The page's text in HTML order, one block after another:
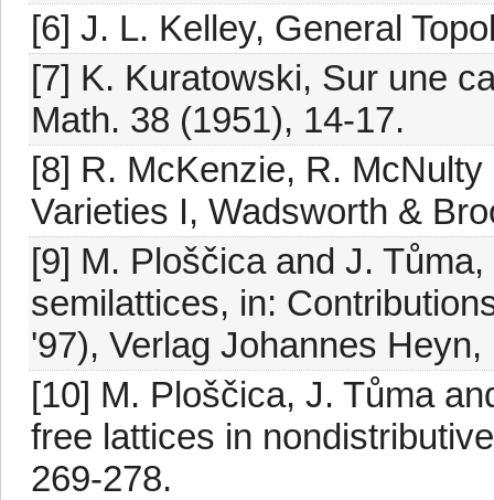
[6] J. L. Kelley, General
[7] K. Kuratowski, Sur une
Math. 38 (1951), 14-17.
[8] R. McKenzie, R.
Varieties I, Wadsworth &
[9] M. Ploščica and J.
semilattices, in:
'97), Verlag Johannes Heyn,
[10] M. Ploščica, J. Tůma
free lattices in
269-278.